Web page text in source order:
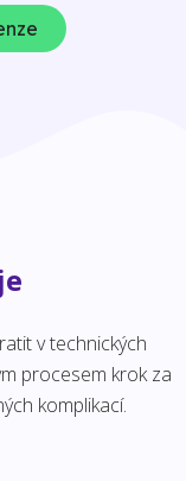
v technických
procesem krok za
komplikací.